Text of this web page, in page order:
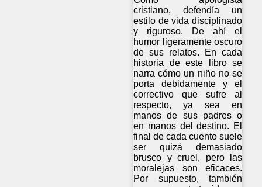
cristiano, defendía un
estilo de vida disciplinado
y riguroso. De ahí el
humor ligeramente oscuro
de sus relatos. En cada
historia de este libro se
narra cómo un niño no se
porta debidamente y el
correctivo que sufre al
respecto, ya sea en
manos de sus padres o
en manos del destino. El
final de cada cuento suele
ser quizá demasiado
brusco y cruel, pero las
moralejas son eficaces.
Por supuesto, también